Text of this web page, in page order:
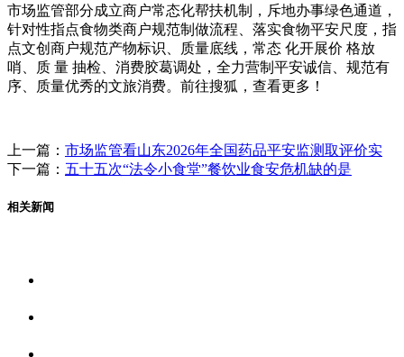
市场监管部分成立商户常态化帮扶机制，斥地办事绿色通道，
针对性指点食物类商户规范制做流程、落实食物平安尺度，指
点文创商户规范产物标识、质量底线，常态 化开展价 格放
哨、质 量 抽检、消费胶葛调处，全力营制平安诚信、规范有
序、质量优秀的文旅消费。前往搜狐，查看更多！
上一篇： 市场监管看山东2026年全国药品平安监测取评价实
下一篇： 五十五次“法令小食堂”餐饮业食安危机缺的是
相关新闻